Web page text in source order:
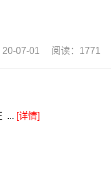
20-07-01 阅读：1771
... [详情]